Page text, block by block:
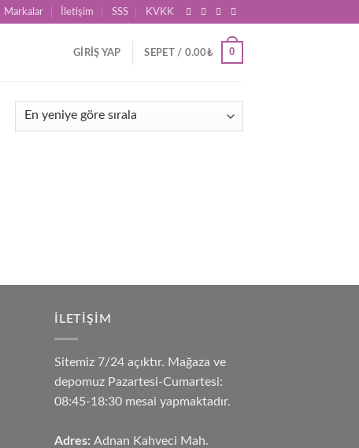
Markalar İletişim SSS KVKK
GIRIŞ YAP SEPET / 0.00₺ 0
İLETIŞIM
Sitemiz 7/24 açıktır. Mağaza ve
depomuz Pazartesi-Cumartesi:
08:45-18:30 mesai yapmaktadır.
Adres: Adnan Kahveci Mah.